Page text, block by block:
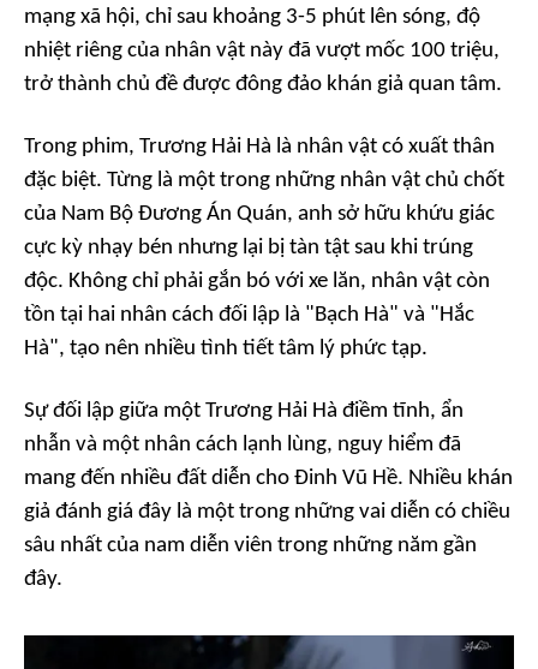
mạng xã hội, chỉ sau khoảng 3-5 phút lên sóng, độ
nhiệt riêng của nhân vật này đã vượt mốc 100 triệu,
trở thành chủ đề được đông đảo khán giả quan tâm.
Trong phim, Trương Hải Hà là nhân vật có xuất thân
đặc biệt. Từng là một trong những nhân vật chủ chốt
của Nam Bộ Đương Án Quán, anh sở hữu khứu giác
cực kỳ nhạy bén nhưng lại bị tàn tật sau khi trúng
độc. Không chỉ phải gắn bó với xe lăn, nhân vật còn
tồn tại hai nhân cách đối lập là "Bạch Hà" và "Hắc
Hà", tạo nên nhiều tình tiết tâm lý phức tạp.
Sự đối lập giữa một Trương Hải Hà điềm tĩnh, ẩn
nhẫn và một nhân cách lạnh lùng, nguy hiểm đã
mang đến nhiều đất diễn cho Đinh Vũ Hề. Nhiều khán
giả đánh giá đây là một trong những vai diễn có chiều
sâu nhất của nam diễn viên trong những năm gần
đây.